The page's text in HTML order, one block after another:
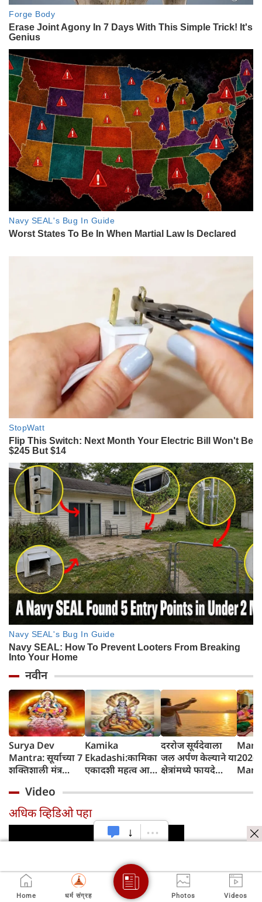
नवीन
Surya Dev
Mantra: सूर्याच्या 7
शक्तिशाली मंत्र
पूर्ण होतात, रविवारी
कोणत्याही एका
मंत्राचा जप करा
Kamika
Ekadashi:कामिका
एकादशी महत्व आणि
दररोज सूर्यदेवाला
जल अर्पण केल्याने या
क्षेत्रांमध्ये फायदे
विशेष महत्त्व
2026
Video
अधिक व्हिडिओ पहा
Home धर्म संग्रह Photos Videos